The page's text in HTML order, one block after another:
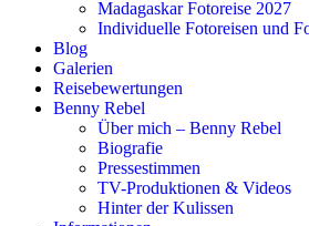
Madagaskar Fotoreise 2027
Individuelle Fotoreisen und
Blog
Galerien
Reisebewertungen
Benny Rebel
Über mich – Benny Rebel
Biografie
Pressestimmen
TV-Produktionen & Videos
Hinter der Kulissen